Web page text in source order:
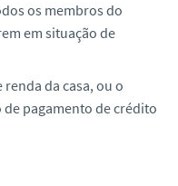
os membros do
em situação de
da casa, ou o
pagamento de crédito